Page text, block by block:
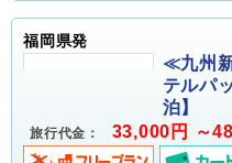
福岡県発
≪九州
テルパ
泊】
旅行代金： 33,000円 ～